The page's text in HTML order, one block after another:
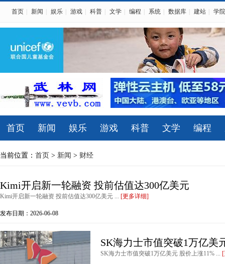
首页 新闻 娱乐 游戏 科普 文学 编程 系统 数据库 建站 学院
首页 新闻 娱乐 游戏 科普 文学 编程
当前位置： 首页 > 新闻 > 财经
Kimi开启新一轮融资 投前估值达300亿美元
Kimi开启新一轮融资 投前估值达300亿美元 ... [更多详细]
发布日期：2026-06-08
SK海力士市值突破1万亿美
SK海力士市值突破1万亿美元 股价上涨11% ...